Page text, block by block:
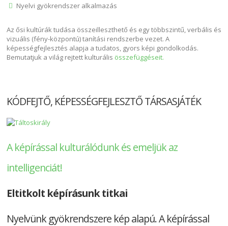
Nyelvi gyökrendszer alkalmazás
Az ősi kultúrák tudása összeilleszthető és egy többszintű, verbális és
vizuális (fény-központú) tanítási rendszerbe vezet. A
képességfejlesztés alapja a tudatos, gyors képi gondolkodás.
Bemutatjuk a világ rejtett kulturális összefüggéseit.
KÓDFEJTŐ, KÉPESSÉGFEJLESZTŐ TÁRSASJÁTÉK
A képírással kulturálódunk és emeljük az
intelligenciát!
Eltitkolt képírásunk titkai
Nyelvünk gyökrendszere kép alapú. A képírással